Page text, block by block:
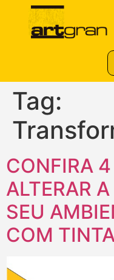
Tag:
CONFIRA
ALTERAR
SEU
COM